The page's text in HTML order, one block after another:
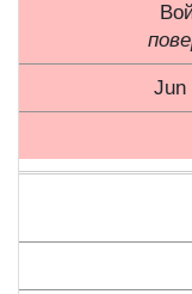
Jun